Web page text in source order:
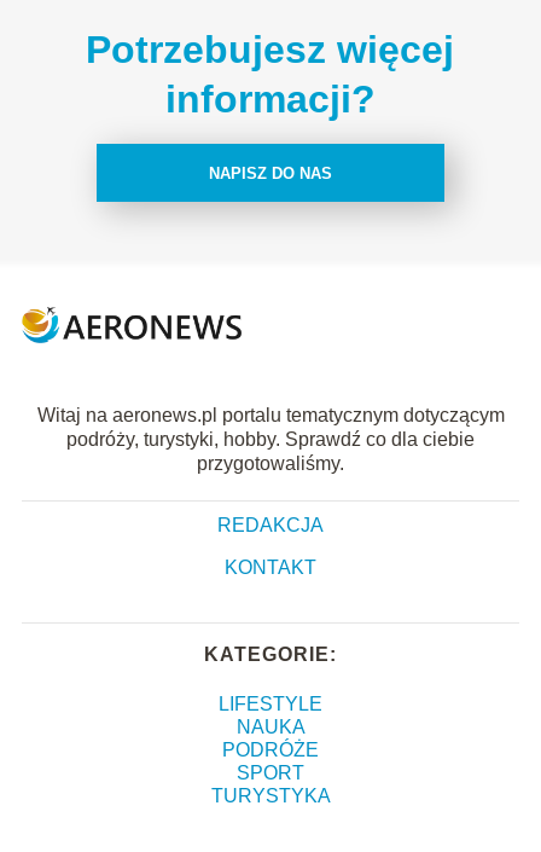
Potrzebujesz więcej
informacji?
NAPISZ DO NAS
Witaj na aeronews.pl portalu tematycznym dotyczącym
podróży, turystyki, hobby. Sprawdź co dla ciebie
przygotowaliśmy.
REDAKCJA
KONTAKT
KATEGORIE:
LIFESTYLE
NAUKA
PODRÓŻE
SPORT
TURYSTYKA